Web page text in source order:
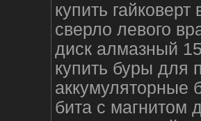
купить гайковерт
сверло левого
диск алмазный
купить буры для
аккумуляторные
бита с магнитом